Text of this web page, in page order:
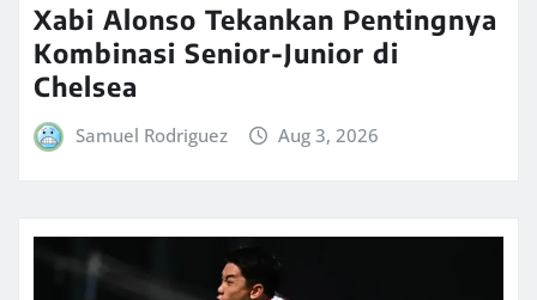
Xabi Alonso Tekankan Pentingnya
Kombinasi Senior-Junior di
Chelsea
Samuel Rodriguez Aug 3, 2026